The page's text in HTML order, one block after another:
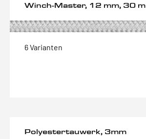
Winch-Master, 12 mm, 30 m
6 Varianten
Polyestertauwerk, 3mm